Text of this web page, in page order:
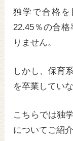
独学で合格を
22.45％の合
りません。
しかし、保育
を卒業してい
こちらでは独
についてご紹